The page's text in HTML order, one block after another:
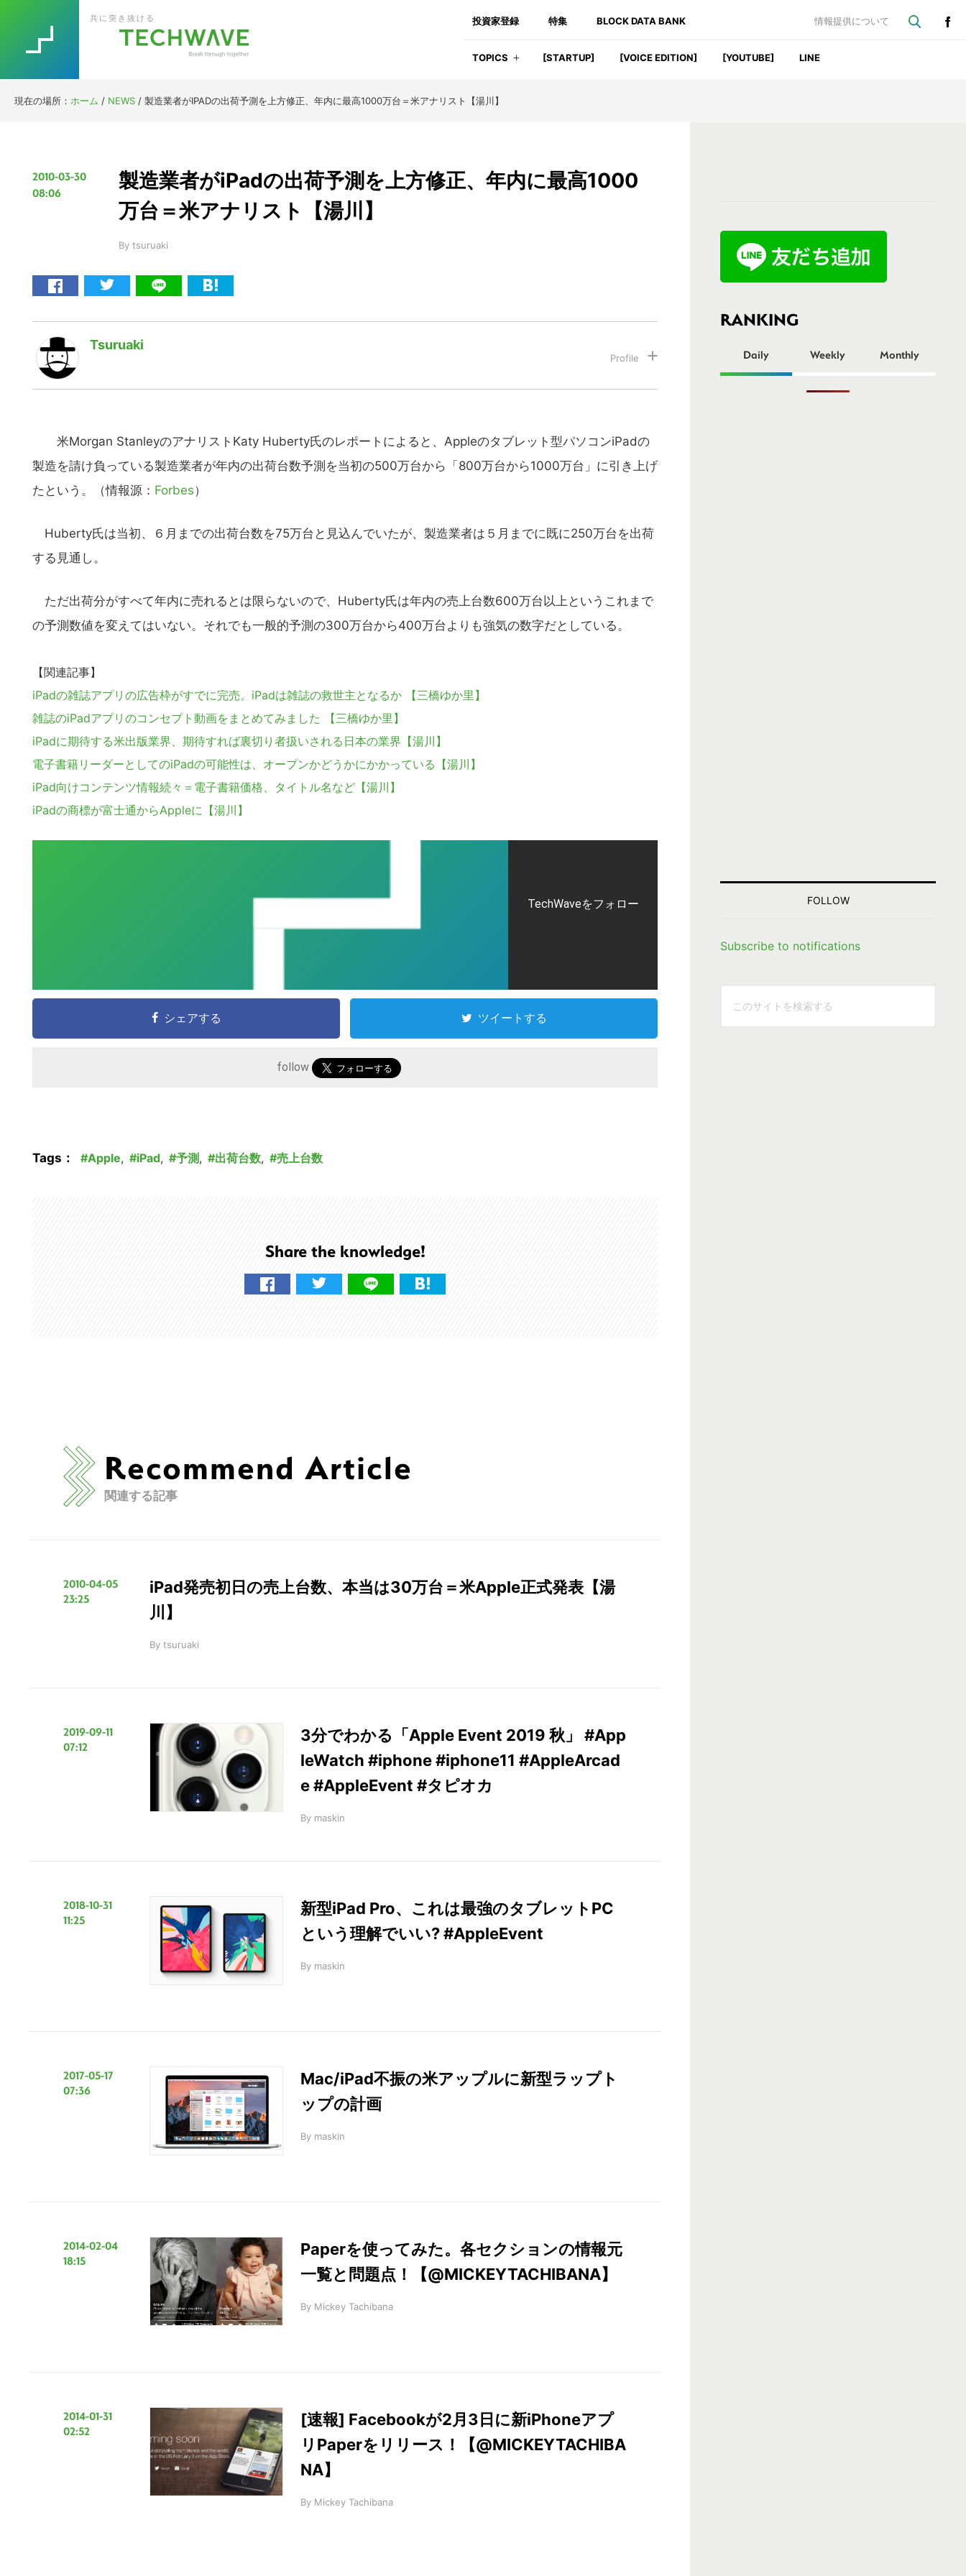
to
primary
to
main
to
primary
to
footer
投資家登録 特集 BLOCK DATA BANK 情報提供について
共に突き抜ける
TOPICS [STARTUP] [VOICE EDITION] [YOUTUBE] LINE
現在の場所： ホーム / NEWS / 製造業者がIPADの出荷予測を上方修正、年内に最高1000万台＝米アナリスト【湯川】
2010-03-30
08:06
製造業者がiPadの出荷予測を上方修正、年内に最高1000
万台＝米アナリスト【湯川】
By tsuruaki
Tsuruaki
米Morgan StanleyのアナリストKaty Huberty氏のレポートによると、Appleのタブレット型パソコンiPadの
製造を請け負っている製造業者が年内の出荷台数予測を当初の500万台から「800万台から1000万台」に引き上げ
たという。（情報源： Forbes）
Huberty氏は当初、６月までの出荷台数を75万台と見込んでいたが、製造業者は５月までに既に250万台を出荷
する見通し。
ただ出荷分がすべて年内に売れるとは限らないので、Huberty氏は年内の売上台数600万台以上というこれまで
の予測数値を変えてはいない。それでも一般的予測の300万台から400万台よりも強気の数字だとしている。
【関連記事】
iPadの雑誌アプリの広告枠がすでに完売。iPadは雑誌の救世主となるか 【三橋ゆか里】
雑誌のiPadアプリのコンセプト動画をまとめてみました 【三橋ゆか里】
iPadに期待する米出版業界、期待すれば裏切り者扱いされる日本の業界【湯川】
電子書籍リーダーとしてのiPadの可能性は、オープンかどうかにかかっている【湯川】
iPad向けコンテンツ情報続々＝電子書籍価格、タイトル名など【湯川】
iPadの商標が富士通からAppleに【湯川】
TechWaveをフォロー
シェアする ツイートする
follow
Tags： Apple, iPad, 予測 , 出荷台数, 売上台数
Share the knowledge!
Recommend Article
関連する記事
2010-04-05
23:25
iPad発売初日の売上台数、本当は30万台＝米Apple正式発表【湯
川】
By tsuruaki
2019-09-11
07:12
3分でわかる「Apple Event 2019 秋」 #App
leWatch #iphone #iphone11 #AppleArcad
e #AppleEvent #タピオカ
By maskin
2018-10-31
11:25
新型iPad Pro、これは最強のタブレットPC
という理解でいい? #AppleEvent
By maskin
2017-05-17
07:36
Mac/iPad不振の米アップルに新型ラップト
ップの計画
By maskin
2014-02-04
18:15
Paperを使ってみた。各セクションの情報元
一覧と問題点！【@MICKEYTACHIBANA】
By Mickey Tachibana
2014-01-31
02:52
[速報] Facebookが2月3日に新iPhoneアプ
リPaperをリリース！【@MICKEYTACHIBA
NA】
By Mickey Tachibana
サ
イ
バ
RANKING
Daily Weekly Monthly
FOLLOW
Subscribe to notifications
こ
索
す